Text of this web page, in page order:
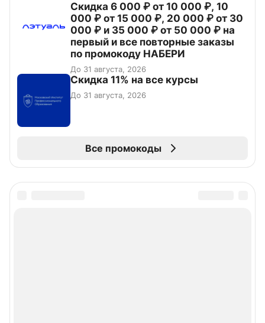
Скидка 6 000 ₽ от 10 000 ₽, 10
000 ₽ от 15 000 ₽, 20 000 ₽ от 30
000 ₽ и 35 000 ₽ от 50 000 ₽ на
первый и все повторные заказы
по промокоду НАБЕРИ
До 31 августа, 2026
Скидка 11% на все курсы
До 31 августа, 2026
Все промокоды